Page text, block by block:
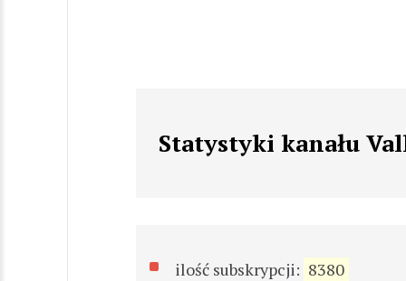
Statystyki kanału
ilość subskrypcji: 8380